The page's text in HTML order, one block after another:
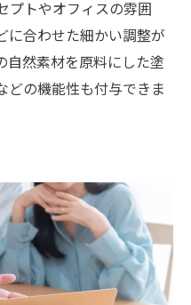
プトやオフィスの雰囲
に合わせた細かい調整が
自然素材を原料にした塗
どの機能性も付与できま